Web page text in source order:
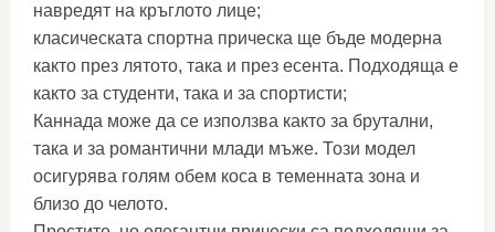
навредят на кръглото лице;
класическата спортна прическа ще бъде модерна
както през лятото, така и през есента. Подходяща е
както за студенти, така и за спортисти;
Каннада може да се използва както за брутални,
така и за романтични млади мъже. Този модел
осигурява голям обем коса в теменната зона и
близо до челото.